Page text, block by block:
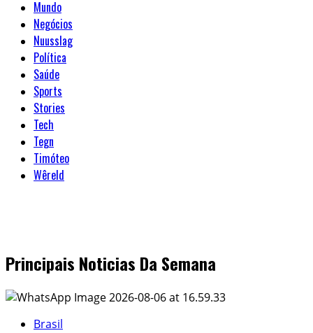
Mundo
Negócios
Nuusslag
Política
Saúde
Sports
Stories
Tech
Tegn
Timóteo
Wêreld
Principais Noticias Da Semana
Brasil